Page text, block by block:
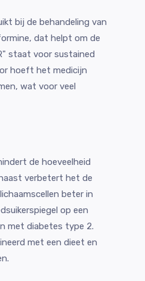
bij de behandeling van
dat helpt om de
staat voor sustained
hoeft het medicijn
wat voor veel
de hoeveelheid
verbetert het de
beter in
op een
met diabetes type 2.
met een dieet en